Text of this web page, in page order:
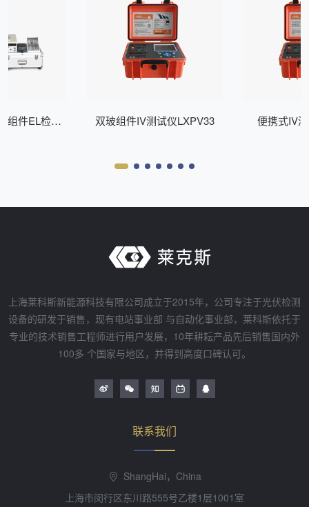
组件EL检测
双玻组件IV测试仪LXPV33 便携式IV
上海莱科斯新能源科技有限公司成立于2015年，公司专注于光伏检测
设备的研发于销售，现有电站事业部 与自动化事业部，莱科斯依托于
专业的技术销售工程师进行用户发展，10年耕耘产品先后销售国内外
100多 个国家与地区，并得到高度口碑认可。
联系我们
ShangHai，China
上海市闵行区东川路555号乙楼1层1001室